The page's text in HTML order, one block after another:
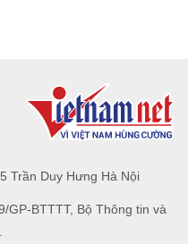
Trần Duy Hưng Hà Nội
GP-BTTTT, Bộ Thông tin và